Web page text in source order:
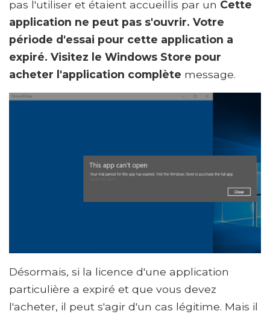
pas l'utiliser et étaient accueillis par un Cette
application ne peut pas s'ouvrir. Votre
période d'essai pour cette application a
expiré. Visitez le Windows Store pour
acheter l'application complète message.
Désormais, si la licence d'une application
particulière a expiré et que vous devez
l'acheter, il peut s'agir d'un cas légitime. Mais il